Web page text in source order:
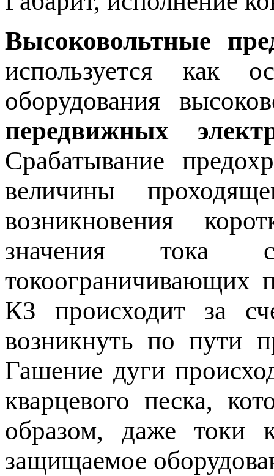
Высоковольтные
используется как
оборудования
передвижных
Срабатывание
величины
возникновения
значения тока
токоограничивающих
КЗ происходит за
возникнуть по пути
Гашение дуги
кварцевого песка,
образом, даже токи
защищаемое